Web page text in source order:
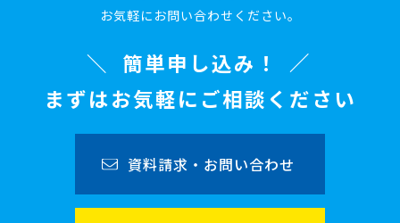
お気軽にお問い合わせください。
簡単申し込み！
まずはお気軽にご相談ください
資料請求・お問い合わせ